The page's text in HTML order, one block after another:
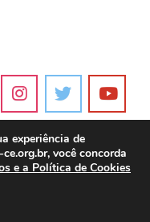
experiência de
você concorda
e a Política de Cookies